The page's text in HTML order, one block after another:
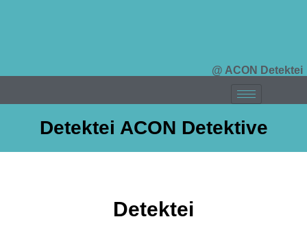
@ ACON Detektei
Detektei ACON Detektive
Detektei